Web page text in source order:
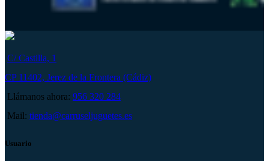
C/ Castilla, 1
CP 11402, Jerez de la Frontera (Cádiz)
Llámanos ahora: 956 320 284
Mail: tienda@carruseljuguetes.es
Usuario